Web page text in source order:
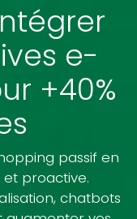
e-
+40%
passif en
proactive.
chatbots